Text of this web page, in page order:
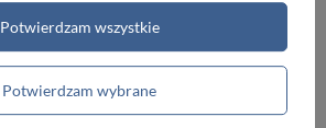
ZEGAREK MĘSKI NA PASKU ELEGANCKI NAVIFORCE - NF9114 (zn046e)
149,00 zł
Potwierdzam wybrane
Potwierdzam wszystkie